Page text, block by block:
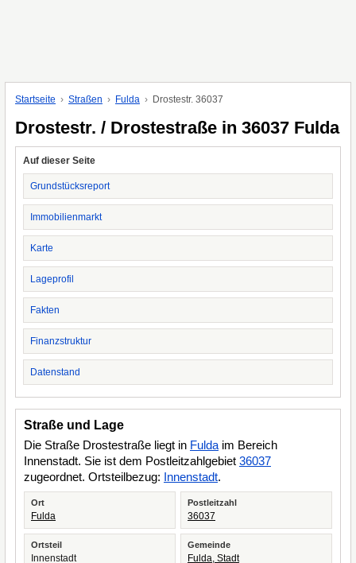
Startseite Straßen Fulda Drostestr. 36037
Drostestr. / Drostestraße in 36037 Fulda
Auf dieser Seite
Grundstücksreport
Immobilienmarkt
Karte
Lageprofil
Fakten
Finanzstruktur
Datenstand
Straße und Lage
Die Straße Drostestraße liegt in Fulda im Bereich
Innenstadt. Sie ist dem Postleitzahlgebiet 36037
zugeordnet. Ortsteilbezug: Innenstadt.
Ort
Fulda
Postleitzahl
36037
Ortsteil
Innenstadt
Gemeinde
Fulda, Stadt